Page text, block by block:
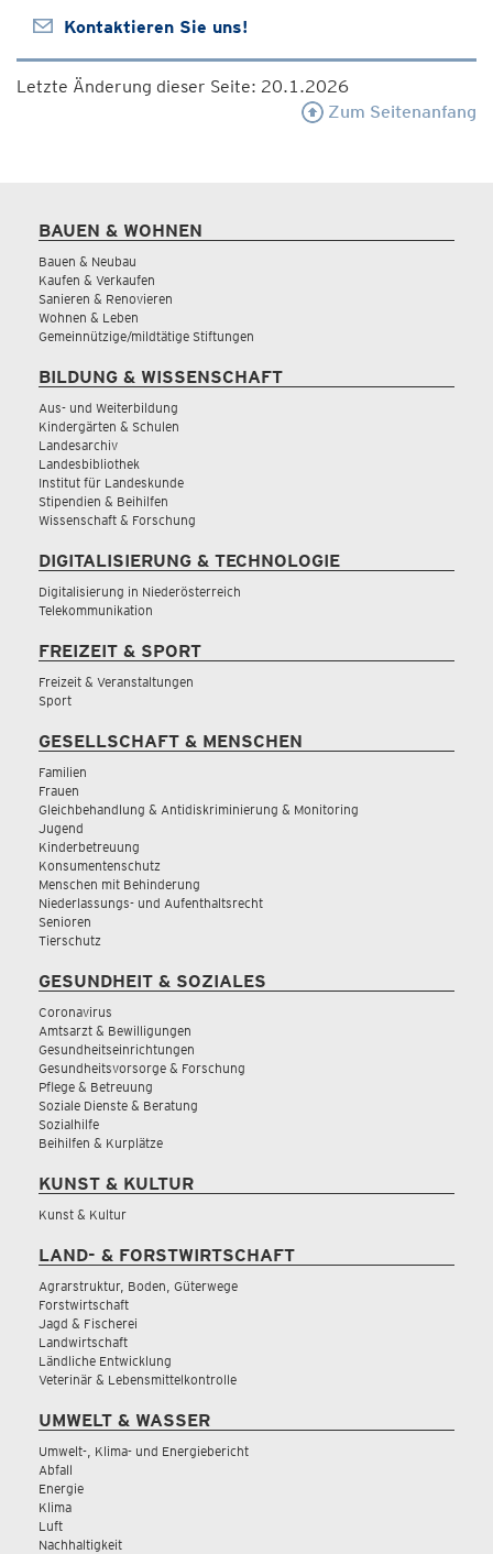
Kontaktieren Sie uns!
Letzte Änderung dieser Seite: 20.1.2026
Zum Seitenanfang
BAUEN & WOHNEN
Bauen & Neubau
Kaufen & Verkaufen
Sanieren & Renovieren
Wohnen & Leben
Gemeinnützige/mildtätige Stiftungen
BILDUNG & WISSENSCHAFT
Aus- und Weiterbildung
Kindergärten & Schulen
Landesarchiv
Landesbibliothek
Institut für Landeskunde
Stipendien & Beihilfen
Wissenschaft & Forschung
DIGITALISIERUNG & TECHNOLOGIE
Digitalisierung in Niederösterreich
Telekommunikation
FREIZEIT & SPORT
Freizeit & Veranstaltungen
Sport
GESELLSCHAFT & MENSCHEN
Familien
Frauen
Gleichbehandlung & Antidiskriminierung & Monitoring
Jugend
Kinderbetreuung
Konsumentenschutz
Menschen mit Behinderung
Niederlassungs- und Aufenthaltsrecht
Senioren
Tierschutz
GESUNDHEIT & SOZIALES
Coronavirus
Amtsarzt & Bewilligungen
Gesundheitseinrichtungen
Gesundheitsvorsorge & Forschung
Pflege & Betreuung
Soziale Dienste & Beratung
Sozialhilfe
Beihilfen & Kurplätze
KUNST & KULTUR
Kunst & Kultur
LAND- & FORSTWIRTSCHAFT
Agrarstruktur, Boden, Güterwege
Forstwirtschaft
Jagd & Fischerei
Landwirtschaft
Ländliche Entwicklung
Veterinär & Lebensmittelkontrolle
UMWELT & WASSER
Umwelt-, Klima- und Energiebericht
Abfall
Energie
Klima
Luft
Nachhaltigkeit